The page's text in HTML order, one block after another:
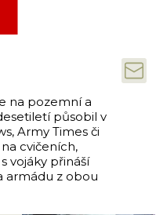
na pozemní a
působil v
Army Times či
cvičeních,
vojáky přináší
armádu z obou